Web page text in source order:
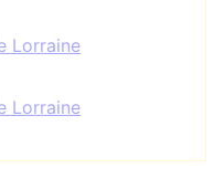
Lorraine
Lorraine